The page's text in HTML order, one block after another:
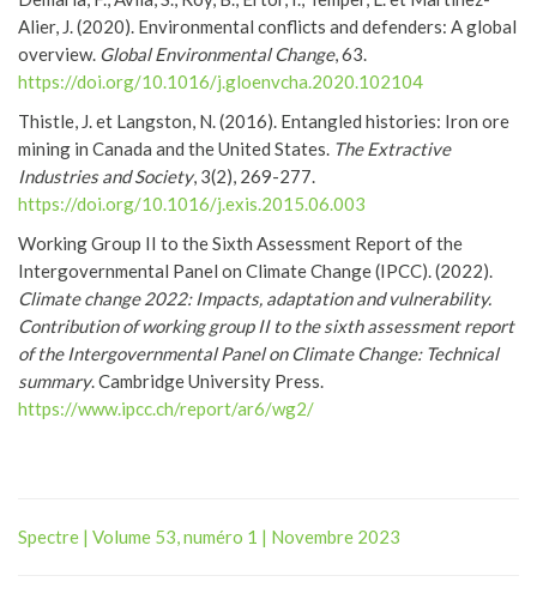
Alier, J. (2020). Environmental conflicts and defenders: A global
overview. Global Environmental Change, 63.
https://doi.org/10.1016/j.gloenvcha.2020.102104
Thistle, J. et Langston, N. (2016). Entangled histories: Iron ore
mining in Canada and the United States. The Extractive
Industries and Society, 3(2), 269-277.
https://doi.org/10.1016/j.exis.2015.06.003
Working Group II to the Sixth Assessment Report of the
Intergovernmental Panel on Climate Change (IPCC). (2022).
Climate change 2022: Impacts, adaptation and vulnerability.
Contribution of working group II to the sixth assessment report
of the Intergovernmental Panel on Climate Change: Technical
summary. Cambridge University Press.
https://www.ipcc.ch/report/ar6/wg2/
Spectre | Volume 53, numéro 1 | Novembre 2023